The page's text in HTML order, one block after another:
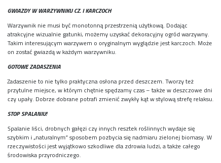
GWIAZDY W WARZYWNIKU CZ. I KARCZOCH
Warzywnik nie musi być monotonną przestrzenią użytkową. Dodając
atrakcyjne wizualnie gatunki, możemy uzyskać dekoracyjny ogród warzywny.
Takim interesującym warzywem o oryginalnym wyglądzie jest karczoch. Może
on zostać gwiazdą w każdym warzywniku.
GOTOWE ZADASZENIA
Zadaszenie to nie tylko praktyczna osłona przed deszczem. Tworzy też
przytulne miejsce, w którym chętnie spędzamy czas – także w deszczowe dni
czy upały. Dobrze dobrane potrafi zmienić zwykły kąt w stylową strefę relaksu.
STOP SPALANIU!
Spalanie liści, drobnych gałęzi czy innych resztek roślinnych wydaje się
szybkim i „naturalnym” sposobem pozbycia się nadmiaru zielonej biomasy. W
rzeczywistości jest wyjątkowo szkodliwe dla zdrowia ludzi, a także całego
środowiska przyrodniczego.